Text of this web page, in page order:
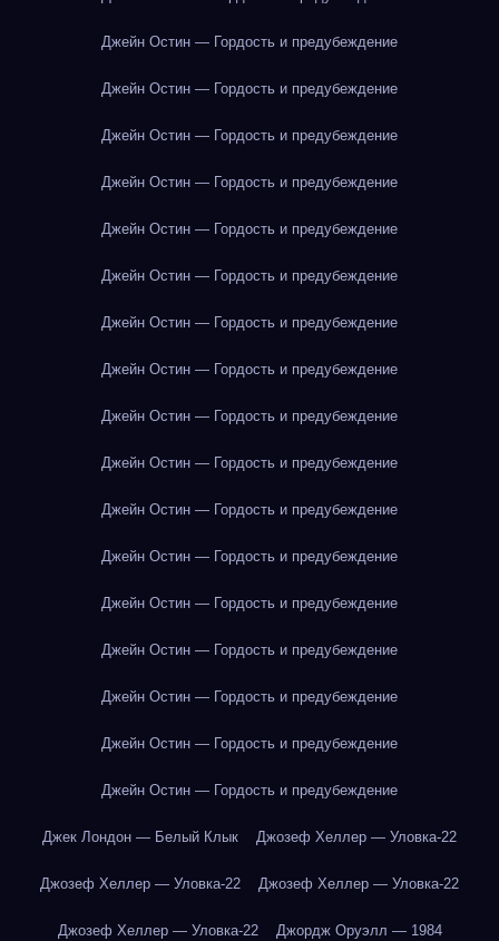
Джейн Остин — Гордость и предубеждение
Джейн Остин — Гордость и предубеждение
Джейн Остин — Гордость и предубеждение
Джейн Остин — Гордость и предубеждение
Джейн Остин — Гордость и предубеждение
Джейн Остин — Гордость и предубеждение
Джейн Остин — Гордость и предубеждение
Джейн Остин — Гордость и предубеждение
Джейн Остин — Гордость и предубеждение
Джейн Остин — Гордость и предубеждение
Джейн Остин — Гордость и предубеждение
Джейн Остин — Гордость и предубеждение
Джейн Остин — Гордость и предубеждение
Джейн Остин — Гордость и предубеждение
Джейн Остин — Гордость и предубеждение
Джейн Остин — Гордость и предубеждение
Джейн Остин — Гордость и предубеждение
Джек Лондон — Белый Клык Джозеф Хеллер — Уловка-22
Джозеф Хеллер — Уловка-22 Джозеф Хеллер — Уловка-22
Джозеф Хеллер — Уловка-22 Джордж Оруэлл — 1984